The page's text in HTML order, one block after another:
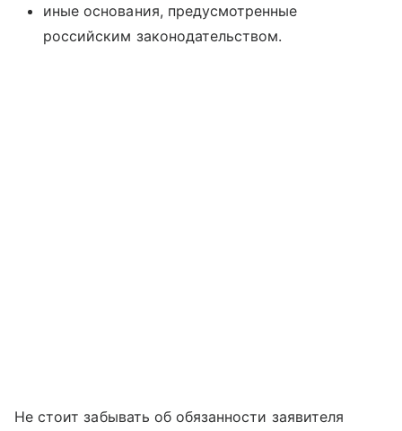
иные основания, предусмотренные
российским законодательством.
Не стоит забывать об обязанности заявителя